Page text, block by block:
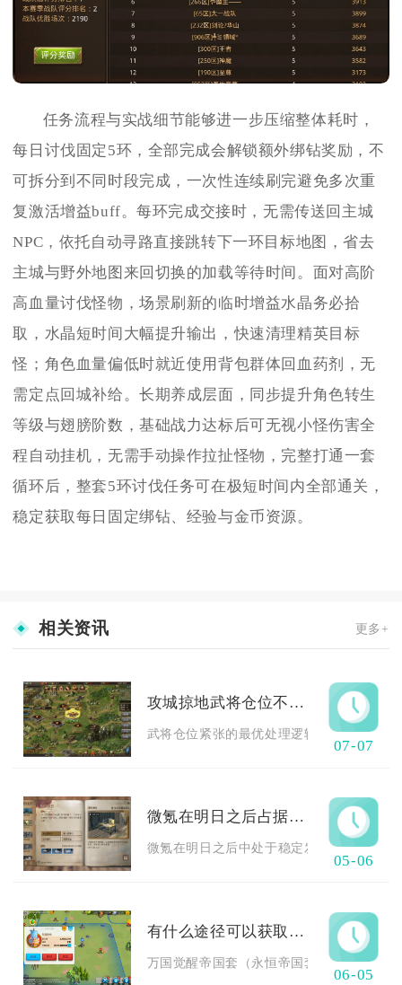
任务流程与实战细节能够进一步压缩整体耗时，
每日讨伐固定5环，全部完成会解锁额外绑钻奖励，不
可拆分到不同时段完成，一次性连续刷完避免多次重
复激活增益buff。每环完成交接时，无需传送回主城
NPC，依托自动寻路直接跳转下一环目标地图，省去
主城与野外地图来回切换的加载等待时间。面对高阶
高血量讨伐怪物，场景刷新的临时增益水晶务必拾
取，水晶短时间大幅提升输出，快速清理精英目标
怪；角色血量偏低时就近使用背包群体回血药剂，无
需定点回城补给。长期养成层面，同步提升角色转生
等级与翅膀阶数，基础战力达标后可无视小怪伤害全
程自动挂机，无需手动操作拉扯怪物，完整打通一套
循环后，整套5环讨伐任务可在极短时间内全部通关，
稳定获取每日固定绑钻、经验与金币资源。
相关资讯 更多+
攻城掠地武将仓位不够时应该如何应对
武将仓位紧张的最优处理逻辑为先依托副
07-07
微氪在明日之后占据了什么位置
微氪在明日之后中处于稳定发育、功能互
05-06
有什么途径可以获取万国觉醒帝国套
万国觉醒帝国套（永恒帝国套装）核心获
06-05